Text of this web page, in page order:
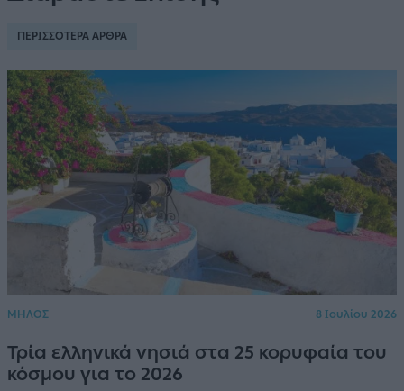
ΠΕΡΙΣΣΟΤΕΡΑ ΑΡΘΡΑ
ΜΗΛΟΣ 8 Ιουλίου 2026
Τρία ελληνικά νησιά στα 25 κορυφαία του
κόσμου για το 2026